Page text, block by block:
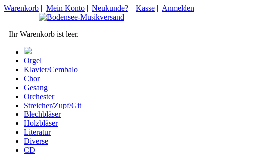
Warenkorb | Mein Konto | Neukunde? | Kasse | Anmelden |
Ihr Warenkorb ist leer.
Orgel
Klavier/Cembalo
Chor
Gesang
Orchester
Streicher/Zupf/Git
Blechbläser
Holzbläser
Literatur
Diverse
CD